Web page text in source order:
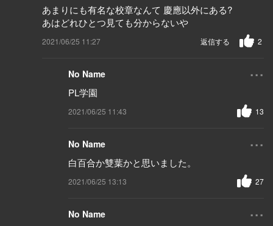
あまりにも有名な校章なんて 慶應以外にある?
あはどれひとつ見ても分からないや
2021/06/25 11:27 2
返信する
No Name ...
PL学園
2021/06/25 11:43 13
No Name ...
白百合か雙葉かと思いました。
2021/06/25 13:13 27
No Name ...